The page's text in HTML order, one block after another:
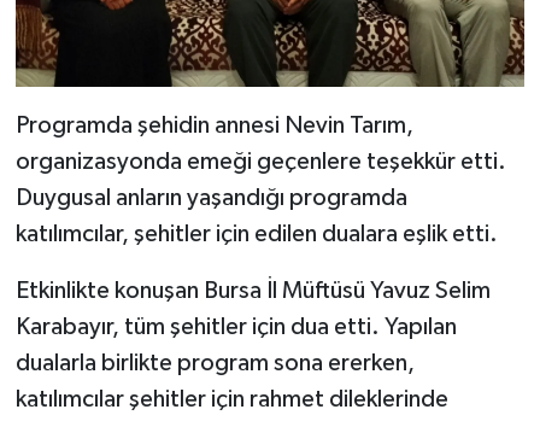
Programda şehidin annesi Nevin Tarım,
organizasyonda emeği geçenlere teşekkür etti.
Duygusal anların yaşandığı programda
katılımcılar, şehitler için edilen dualara eşlik etti.
Etkinlikte konuşan Bursa İl Müftüsü Yavuz Selim
Karabayır, tüm şehitler için dua etti. Yapılan
dualarla birlikte program sona ererken,
katılımcılar şehitler için rahmet dileklerinde